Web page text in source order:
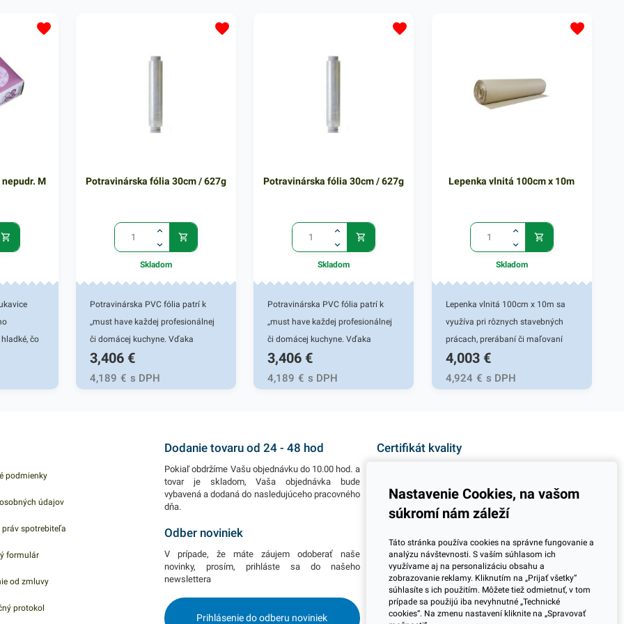
sa
a
potravinárskom priemysle a
potravinárskom priemysle a
nepudr. M
čo
a
Materiál
nakoľko
očáva
a
Potravinárska fólia 30cm / 627g
Skladom
Potravinárska PVC fólia patrí k
,,must have každej profesionálnej
či domácej kuchyne. Vďaka
dobrému priľnutiu a
nepriepustnosti vzduchu, pachov a
vlhkosti uchovajú vaše potraviny
300mPotravinárska PVC fólia
profesionálnej či domácej
kuchyne. Vďaka dobrému priľnutiu
a nepriepustnosti vzduchu, pachov
a vlhkosti uchovajú vaše potraviny
je rýchla a jednoduchá. 30cm x
300mPotravinárska PVC fólia
patrí k ,,must have každej
profesionálnej či domácej
3,406 €
4,189 € s DPH
Potravinárska fólia 30cm / 627g
Skladom
Potravinárska PVC fólia patrí k
,,must have každej profesionálnej
či domácej kuchyne. Vďaka
dobrému priľnutiu a
nepriepustnosti vzduchu, pachov a
vlhkosti uchovajú vaše potraviny
300mPotravinárska PVC fólia
profesionálnej či domácej
kuchyne. Vďaka dobrému priľnutiu
a nepriepustnosti vzduchu, pachov
dlho svieže a voňavé. Manipulácia
je rýchla a jednoduchá. 30cm x
patrí k ,,must have každej
profesionálnej či domácej
3,406 €
4,189 € s DPH
Lepenka vlnitá 100cm x 10m
Skladom
Lepenka vlnitá 100cm x 10m sa
využíva pri rôznych stavebných
prácach, prerábaní či maľovaní
vášho domova či pracovného
priestoru. Lepenka je vyrobená z
recyklovaného papiera, ktorý je
tvorená hladkým a zvlneným
keramiku, sklo a všetko krehké, čo
je nutné pri prenášaní alebo
poškodením. Balenie obsahuje 1
rolku v rozmeroch 100cm x 10m. V
našej širokej ponuke nájdete ďalšie
podobné produkty.
4,003 €
4,924 € s DPH
podmienky
údajov
práv spotrebiteľa
formulár
od zmluvy
protokol
Dodanie tovaru od 24 - 48 hod
Pokiaľ obdržíme Vašu objednávku do 10.00 hod. a
tovar je skladom, Vaša objednávka bude
vybavená a dodaná do nasledujúceho pracovného
dňa.
Odber noviniek
V prípade, že máte záujem odoberať naše
novinky, prosím, prihláste sa do našeho
newslettera
Prihlásenie do odberu noviniek
Certifikát kvality
jeden z dôležitých ukazovateľov zodpovedného
podnikania.
Potrebujete viac informácií ohľadom pravidelnej
dlhodobej spolupráce pri odberoch? Prosím
skontaktujte sa s naším obchodným tímom a
dohodnite si stretnutie kdekoľvek na Slovensku.
Radi Vás navštívime.
Nastavenie Cookies, na vašom
súkromí nám záleží
Táto stránka používa cookies na správne fungovanie a
analýzu návštevnosti. S vaším súhlasom ich
využívame aj na personalizáciu obsahu a
zobrazovanie reklamy. Kliknutím na „Prijať všetky“
súhlasíte s ich použitím. Môžete tiež odmietnuť, v tom
prípade sa použijú iba nevyhnutné „Technické
cookies“. Na zmenu nastavení kliknite na „Spravovať